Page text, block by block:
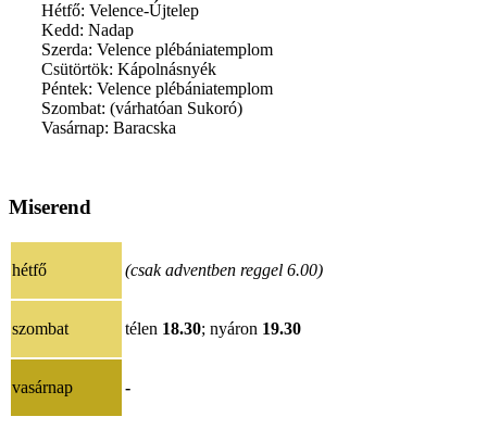
Hétfő: Velence-Újtelep
Kedd: Nadap
Szerda: Velence plébániatemplom
Csütörtök: Kápolnásnyék
Péntek: Velence plébániatemplom
Szombat: (várhatóan Sukoró)
Vasárnap: Baracska
Miserend
hétfő (csak adventben reggel 6.00)
szombat télen 18.30; nyáron 19.30
vasárnap -